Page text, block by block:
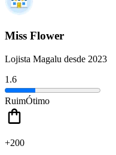
Miss Flower
Lojista Magalu desde 2023
1.6
RuimÓtimo
+200